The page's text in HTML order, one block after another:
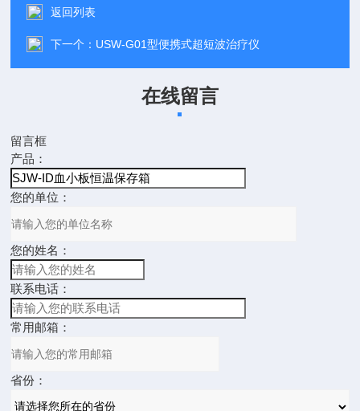
返回列表
下一个： USW-G01型便携式超短波治疗仪
在线留言
留言框
产品：
您的单位：
您的姓名：
联系电话：
常用邮箱：
省份：